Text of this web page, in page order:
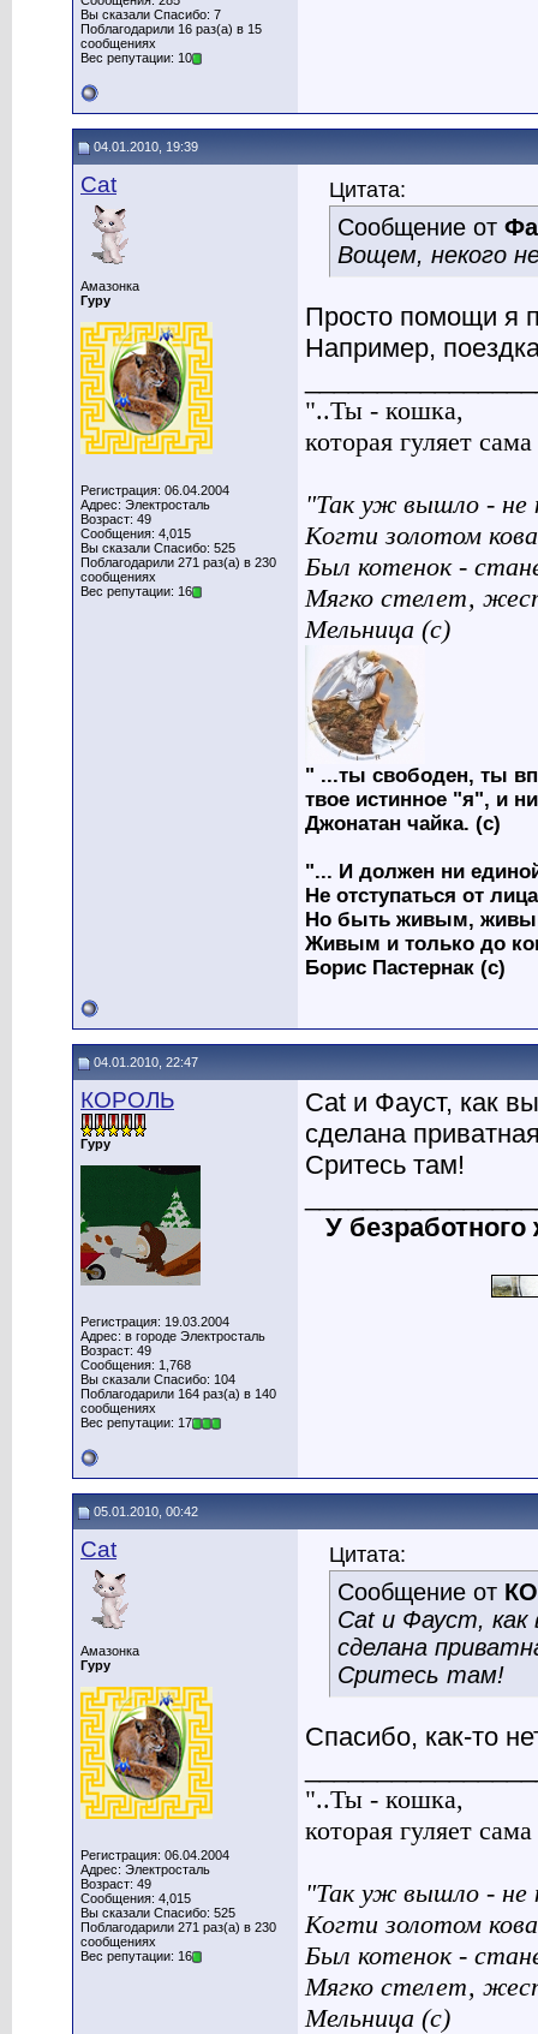
Вы сказали Спасибо: 7
Поблагодарили 16 раз(а) в 15
сообщениях
Вес репутации: 10
04.01.2010, 19:39
Cat
Амазонка
Гуру
Регистрация: 06.04.2004
Адрес: Электросталь
Возраст: 49
Сообщения: 4,015
Вы сказали Спасибо: 525
Поблагодарили 271 раз(а) в 230
сообщениях
Вес репутации: 16
Цитата:
Сообщение от
Вощем, некого
Просто помощи я
Например,
"..Ты - кошка,
которая гуляет
"Так уж вышло - не
Когти золотом
Был котенок -
Мягко стелет,
Мельница (с)
" ...ты свободен, ты
твое истинное "я", и
Джонатан чайка. (с)
"... И должен ни
Не отступаться от
Но быть живым,
Живым и только до
Борис Пастернак (с)
04.01.2010, 22:47
КОРОЛЬ
Гуру
Регистрация: 19.03.2004
Адрес: в городе Электросталь
Возраст: 49
Сообщения: 1,768
Вы сказали Спасибо: 104
Поблагодарили 164 раз(а) в 140
сообщениях
Вес репутации: 17
Cat и Фауст, как
сделана
Сритесь там!
У
05.01.2010, 00:42
Cat
Амазонка
Гуру
Регистрация: 06.04.2004
Адрес: Электросталь
Возраст: 49
Сообщения: 4,015
Вы сказали Спасибо: 525
Поблагодарили 271 раз(а) в 230
сообщениях
Вес репутации: 16
Цитата:
Сообщение от
Cat и Фауст, как
сделана
Сритесь там!
Спасибо, как-то
"..Ты - кошка,
которая гуляет
"Так уж вышло - не
Когти золотом
Был котенок -
Мягко стелет,
Мельница (с)